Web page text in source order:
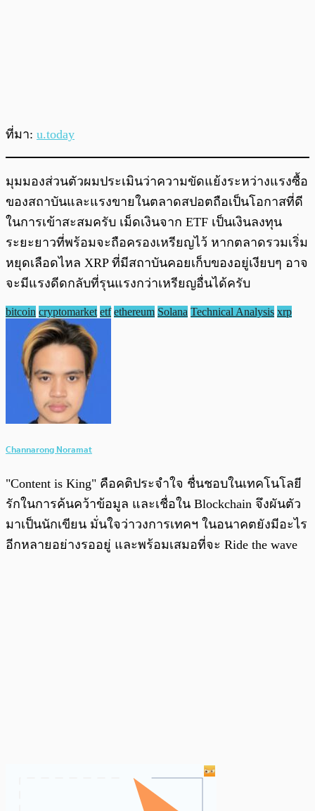
ที่มา: u.today
มุมมองส่วนตัวผมประเมินว่าความขัดแย้งระหว่างแรงซื้อ
ของสถาบันและแรงขายในตลาดสปอตถือเป็นโอกาสที่ดี
ในการเข้าสะสมครับ เม็ดเงินจาก ETF เป็นเงินลงทุน
ระยะยาวที่พร้อมจะถือครองเหรียญไว้ หากตลาดรวมเริ่ม
หยุดเลือดไหล XRP ที่มีสถาบันคอยเก็บของอยู่เงียบๆ อาจ
จะมีแรงดีดกลับที่รุนแรงกว่าเหรียญอื่นได้ครับ
bitcoin cryptomarket etf ethereum Solana Technical Analysis xrp
Channarong Noramat
"Content is King" คือคติประจำใจ ชื่นชอบในเทคโนโลยี
รักในการค้นคว้าข้อมูล และเชื่อใน Blockchain จึงผันตัว
มาเป็นนักเขียน มั่นใจว่าวงการเทคฯ ในอนาคตยังมีอะไร
อีกหลายอย่างรออยู่ และพร้อมเสมอที่จะ Ride the wave